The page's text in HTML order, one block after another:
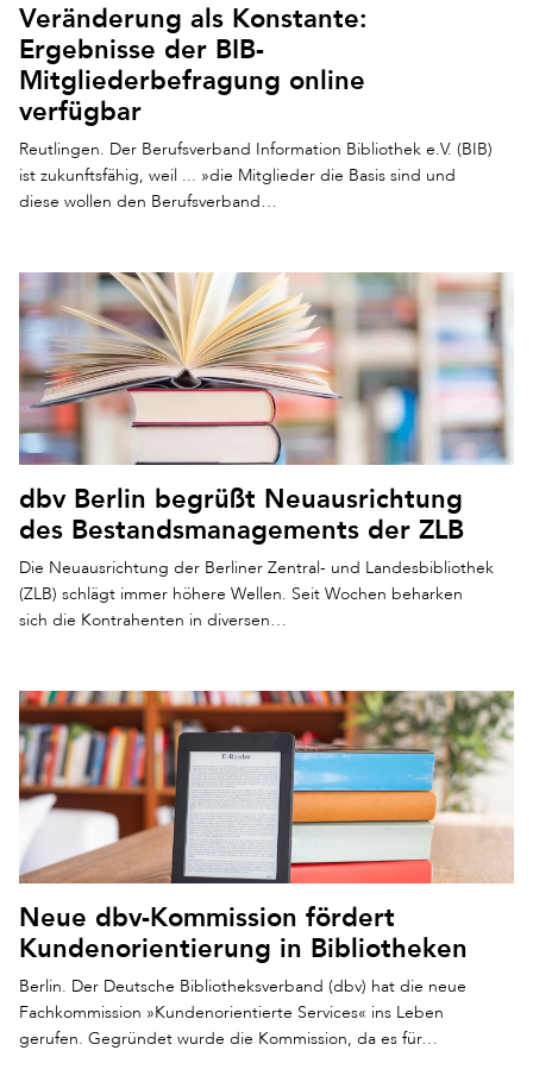
Veränderung als Konstante:
Ergebnisse der BIB-
Mitgliederbefragung online
verfügbar
Reutlingen. Der Berufsverband Information Bibliothek e.V. (BIB)
ist zukunftsfähig, weil ... »die Mitglieder die Basis sind und
diese wollen den Berufsverband…
dbv Berlin begrüßt Neuausrichtung
des Bestandsmanagements der ZLB
Die Neuausrichtung der Berliner Zentral- und Landesbibliothek
(ZLB) schlägt immer höhere Wellen. Seit Wochen beharken
sich die Kontrahenten in diversen…
Neue dbv-Kommission fördert
Kundenorientierung in Bibliotheken
Berlin. Der Deutsche Bibliotheksverband (dbv) hat die neue
Fachkommission »Kundenorientierte Services« ins Leben
gerufen. Gegründet wurde die Kommission, da es für…